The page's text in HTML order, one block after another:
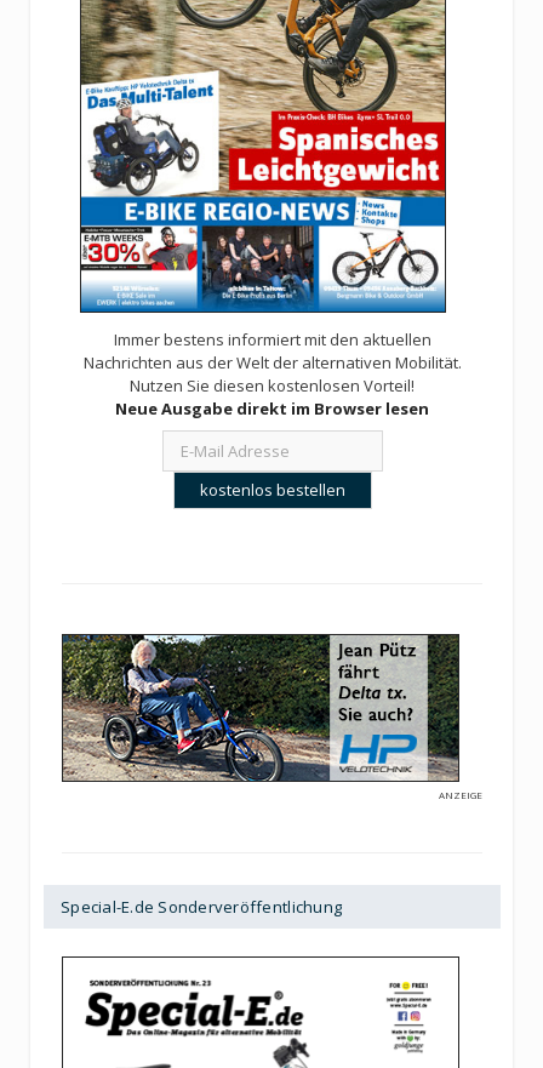
Immer bestens informiert mit den aktuellen
Nachrichten aus der Welt der alternativen Mobilität.
Nutzen Sie diesen kostenlosen Vorteil!
Neue Ausgabe direkt im Browser lesen
ANZEIGE
Special-E.de Sonderveröffentlichung